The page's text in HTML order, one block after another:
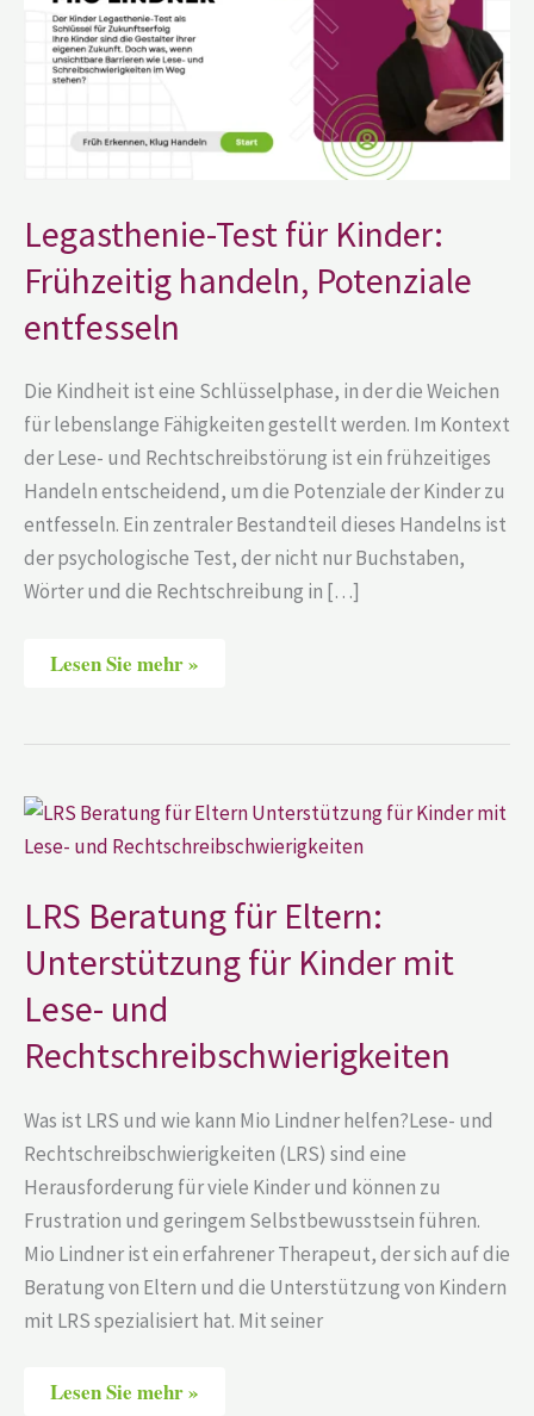
Legasthenie-Test für Kinder:
Frühzeitig handeln, Potenziale
entfesseln
Die Kindheit ist eine Schlüsselphase, in der die Weichen
für lebenslange Fähigkeiten gestellt werden. Im Kontext
der Lese- und Rechtschreibstörung ist ein frühzeitiges
Handeln entscheidend, um die Potenziale der Kinder zu
entfesseln. Ein zentraler Bestandteil dieses Handelns ist
der psychologische Test, der nicht nur Buchstaben,
Wörter und die Rechtschreibung in […]
handeln,
Potenziale
entfesseln
Lesen Sie mehr »
LRS Beratung für Eltern:
Unterstützung für Kinder mit
Lese- und
Rechtschreibschwierigkeiten
Was ist LRS und wie kann Mio Lindner helfen?Lese- und
Rechtschreibschwierigkeiten (LRS) sind eine
Herausforderung für viele Kinder und können zu
Frustration und geringem Selbstbewusstsein führen.
Mio Lindner ist ein erfahrener Therapeut, der sich auf die
Beratung von Eltern und die Unterstützung von Kindern
mit LRS spezialisiert hat. Mit seiner
LRS
Beratung
für
für
Kinder
mit
Lese-
Rechtschreibschwierigkeiten
Lesen Sie mehr »